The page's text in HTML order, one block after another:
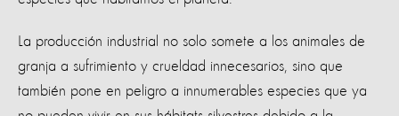
La producción industrial no solo somete a los animales de
granja a sufrimiento y crueldad innecesarios, sino que
también pone en peligro a innumerables especies que ya